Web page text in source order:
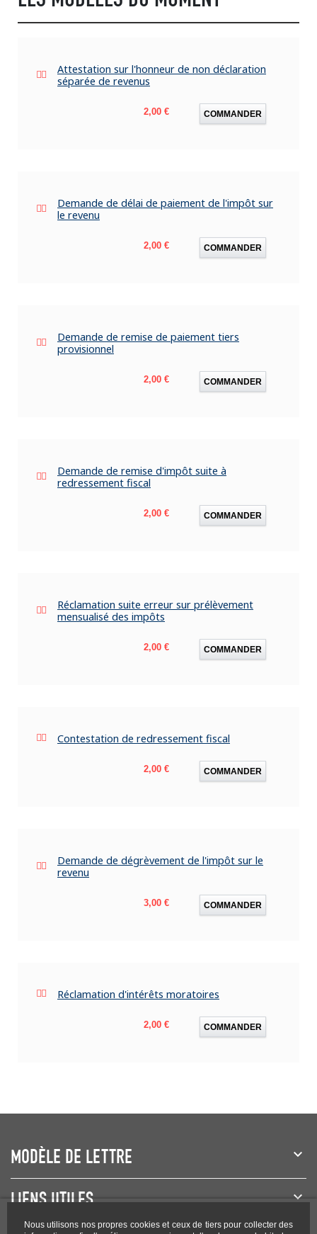
Nous utilisons nos propres cookies et ceux de tiers pour collecter des
Attestation sur l'honneur de non déclaration
séparée de revenus
Prix
2,00 € COMMANDER
Demande de délai de paiement de l'impôt sur
le revenu
Prix
2,00 € COMMANDER
Demande de remise de paiement tiers
provisionnel
Prix
2,00 € COMMANDER
Demande de remise d'impôt suite à
redressement fiscal
Prix
2,00 € COMMANDER
Réclamation suite erreur sur prélèvement
mensualisé des impôts
Prix
2,00 € COMMANDER
Contestation de redressement fiscal
Prix
2,00 € COMMANDER
Demande de dégrèvement de l'impôt sur le
revenu
Prix
3,00 € COMMANDER
Réclamation d'intérêts moratoires
Prix
2,00 € COMMANDER
MODÈLE DE LETTRE
LIENS UTILES